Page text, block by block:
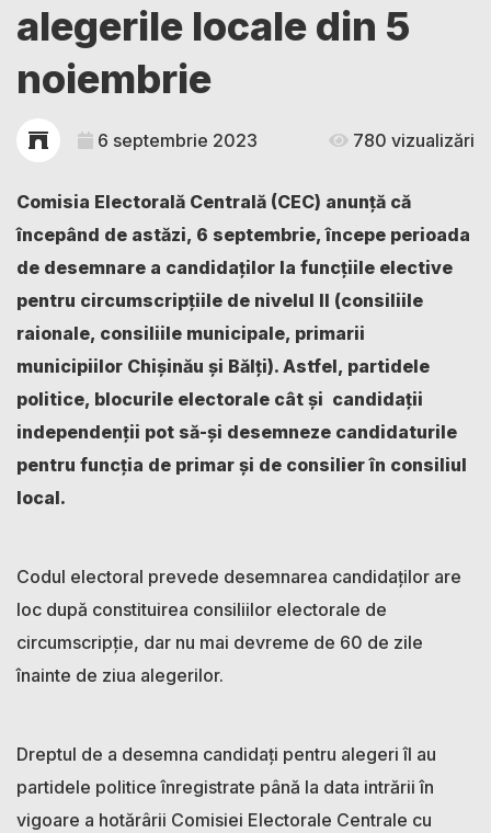
alegerile locale din 5
noiembrie
6 septembrie 2023 780 vizualizări
Comisia Electorală Centrală (CEC) anunță că
începând de astăzi, 6 septembrie, începe perioada
de desemnare a candidaților la funcțiile elective
pentru circumscripțiile de nivelul II (consiliile
raionale, consiliile municipale, primarii
municipiilor Chișinău și Bălți). Astfel, partidele
politice, blocurile electorale cât și candidații
independenții pot să-și desemneze candidaturile
pentru funcția de primar și de consilier în consiliul
local.
Codul electoral prevede desemnarea candidaților are
loc după constituirea consiliilor electorale de
circumscripție, dar nu mai devreme de 60 de zile
înainte de ziua alegerilor.
Dreptul de a desemna candidați pentru alegeri îl au
partidele politice înregistrate până la data intrării în
vigoare a hotărârii Comisiei Electorale Centrale cu